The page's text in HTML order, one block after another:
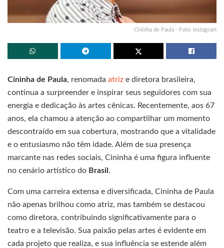
Cininha de Paula - Foto: Instagram
Cininha de Paula, renomada atriz e diretora brasileira,
continua a surpreender e inspirar seus seguidores com sua
energia e dedicação às artes cênicas. Recentemente, aos 67
anos, ela chamou a atenção ao compartilhar um momento
descontraído em sua cobertura, mostrando que a vitalidade
e o entusiasmo não têm idade. Além de sua presença
marcante nas redes sociais, Cininha é uma figura influente
no cenário artístico do Brasil .
Com uma carreira extensa e diversificada, Cininha de Paula
não apenas brilhou como atriz, mas também se destacou
como diretora, contribuindo significativamente para o
teatro e a televisão. Sua paixão pelas artes é evidente em
cada projeto que realiza, e sua influência se estende além